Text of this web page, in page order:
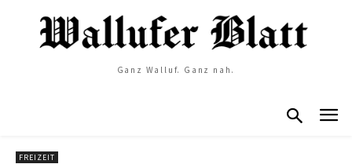
Ganz Walluf. Ganz nah.
FREIZEIT